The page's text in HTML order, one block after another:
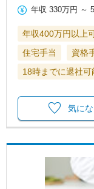
年収 330万円 ～
年収400万円以上
住宅手当
資格
18時までに退社可
気に